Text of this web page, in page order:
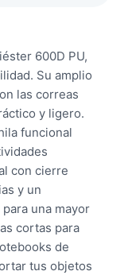
600D PU,
Su amplio
las correas
y ligero.
funcional
con cierre
y un
una mayor
cortas para
de
tus objetos